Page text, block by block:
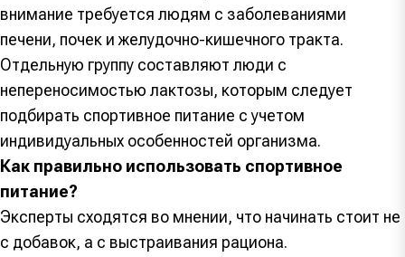
внимание требуется людям с заболеваниями
печени, почек и желудочно-кишечного тракта.
Отдельную группу составляют люди с
непереносимостью лактозы, которым следует
подбирать спортивное питание с учетом
индивидуальных особенностей организма.
Как правильно использовать спортивное
питание?
Эксперты сходятся во мнении, что начинать стоит не
с добавок, а с выстраивания рациона.